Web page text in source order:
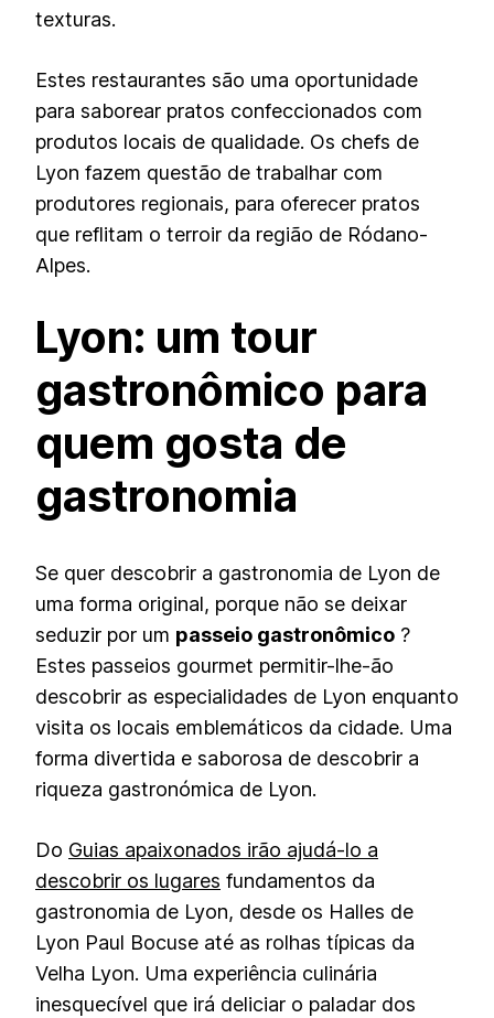
texturas.
Estes restaurantes são uma oportunidade
para saborear pratos confeccionados com
produtos locais de qualidade. Os chefs de
Lyon fazem questão de trabalhar com
produtores regionais, para oferecer pratos
que reflitam o terroir da região de Ródano-
Alpes.
Lyon: um tour
gastronômico para
quem gosta de
gastronomia
Se quer descobrir a gastronomia de Lyon de
uma forma original, porque não se deixar
seduzir por um passeio gastronômico ?
Estes passeios gourmet permitir-lhe-ão
descobrir as especialidades de Lyon enquanto
visita os locais emblemáticos da cidade. Uma
forma divertida e saborosa de descobrir a
riqueza gastronómica de Lyon.
Do Guias apaixonados irão ajudá-lo a
descobrir os lugares fundamentos da
gastronomia de Lyon, desde os Halles de
Lyon Paul Bocuse até as rolhas típicas da
Velha Lyon. Uma experiência culinária
inesquecível que irá deliciar o paladar dos